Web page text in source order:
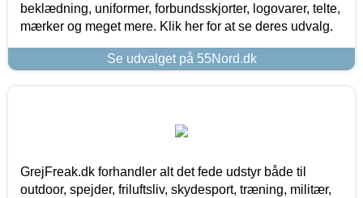
beklædning, uniformer, forbundsskjorter, logovarer, telte,
mærker og meget mere. Klik her for at se deres udvalg.
Se udvalget på 55Nord.dk
GrejFreak.dk forhandler alt det fede udstyr både til
outdoor, spejder, friluftsliv, skydesport, træning, militær,